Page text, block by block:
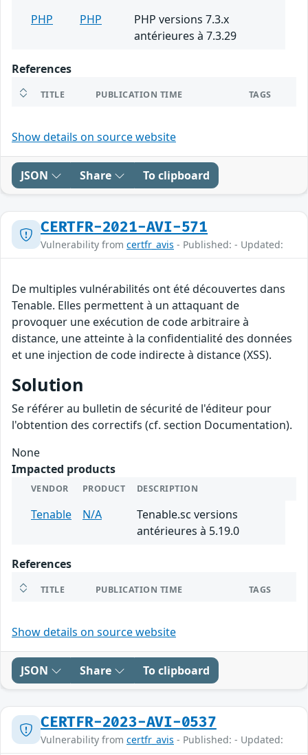
PHP
PHP
PHP versions 7.3.x
antérieures à 7.3.29
References
TITLE PUBLICATION TIME TAGS
Show details on source website
JSON Share To clipboard
CERTFR-2021-AVI-571
Vulnerability from certfr_avis - Published: - Updated:
De multiples vulnérabilités ont été découvertes dans
Tenable. Elles permettent à un attaquant de
provoquer une exécution de code arbitraire à
distance, une atteinte à la confidentialité des données
et une injection de code indirecte à distance (XSS).
Solution
Se référer au bulletin de sécurité de l'éditeur pour
l'obtention des correctifs (cf. section Documentation).
None
Impacted products
VENDOR PRODUCT DESCRIPTION
Tenable N/A
Tenable.sc versions
antérieures à 5.19.0
References
TITLE PUBLICATION TIME TAGS
Show details on source website
JSON Share To clipboard
CERTFR-2023-AVI-0537
Vulnerability from certfr_avis - Published: - Updated: